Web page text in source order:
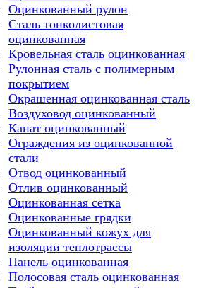
Оцинкованный рулон
Сталь тонколистовая
оцинкованная
Кровельная сталь оцинкованная
Рулонная сталь с полимерным
покрытием
Окрашенная оцинкованная сталь
Воздуховод оцинкованный
Канат оцинкованный
Ограждения из оцинкованной
стали
Отвод оцинкованный
Отлив оцинкованный
Оцинкованная сетка
Оцинкованные грядки
Оцинкованный кожух для
изоляции теплотрассы
Панель оцинкованная
Полосовая сталь оцинкованная